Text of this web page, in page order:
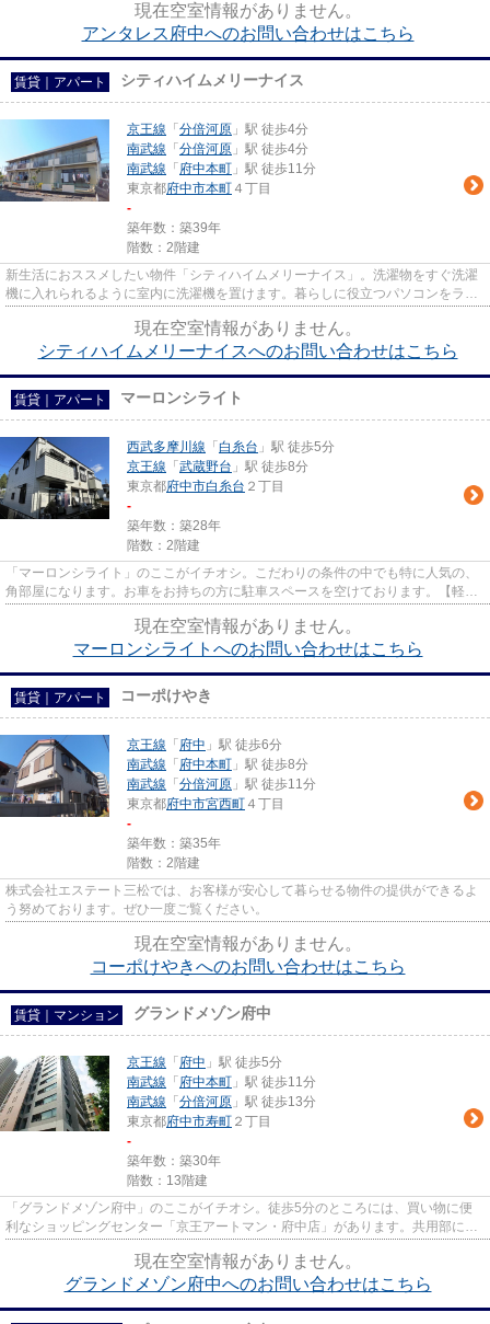
現在空室情報がありません。
アンタレス府中へのお問い合わせはこちら
賃貸｜アパート シティハイムメリーナイス
京王線 「 分倍河原 」駅 徒歩4分
南武線 「 分倍河原 」駅 徒歩4分
南武線 「 府中本町 」駅 徒歩11分
東京都府中市本町 ４丁目
-
築年数：築39年
階数：2階建
新生活におススメしたい物件「シティハイムメリーナイス」。洗濯物をすぐ洗濯
機に入れられるように室内に洗濯機を置けます。暮らしに役立つパソコンをラク
現在空室情報がありません。
シティハイムメリーナイスへのお問い合わせはこちら
賃貸｜アパート マーロンシライト
西武多摩川線 「 白糸台 」駅 徒歩5分
京王線 「 武蔵野台 」駅 徒歩8分
東京都府中市白糸台 ２丁目
-
築年数：築28年
階数：2階建
「マーロンシライト」のここがイチオシ。こだわりの条件の中でも特に人気の、
角部屋になります。お車をお持ちの方に駐車スペースを空けております。【軽量
現在空室情報がありません。
マーロンシライトへのお問い合わせはこちら
賃貸｜アパート コーポけやき
京王線 「 府中 」駅 徒歩6分
南武線 「 府中本町 」駅 徒歩8分
南武線 「 分倍河原 」駅 徒歩11分
東京都府中市宮西町 ４丁目
-
築年数：築35年
階数：2階建
株式会社エステート三松では、お客様が安心して暮らせる物件の提供ができるよ
う努めております。ぜひ一度ご覧ください。
現在空室情報がありません。
コーポけやきへのお問い合わせはこちら
賃貸｜マンション グランドメゾン府中
京王線 「 府中 」駅 徒歩5分
南武線 「 府中本町 」駅 徒歩11分
南武線 「 分倍河原 」駅 徒歩13分
東京都府中市寿町 ２丁目
-
築年数：築30年
階数：13階建
「グランドメゾン府中」のここがイチオシ。徒歩5分のところには、買い物に便
利なショッピングセンター「京王アートマン・府中店」があります。共用部には
現在空室情報がありません。
グランドメゾン府中へのお問い合わせはこちら